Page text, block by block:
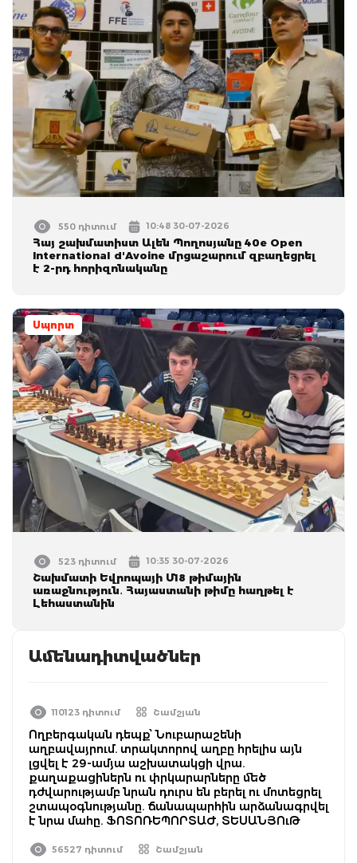
550 դիտում 10:48 30-07-2026
Հայ շախմատիստ Ալեն Պողոսյանը 40e Open
International d'Avoine մրցաշարում զբաղեցրել
է 2-րդ հորիզոնականը
Սպորտ
523 դիտում 10:35 30-07-2026
Շախմատի Եվրոպայի Մ18 թիմային
առաջնություն․ Հայաստանի թիմը հաղթել է
Լեհաստանին
Ամենադիտվածներ
110123 դիտում Շամշյան
Ողբերգական դեպք՝ Նուբարաշենի
աղբավայրում. տրակտորով աղբը հրելիս այն
լցվել է 29-ամյա աշխատակցի վրա.
քաղաքացիներն ու փրկարարները մեծ
դժվարությամբ նրան դուրս են բերել ու մոտեցրել
շտապօգնությանը. ճանապարհին արձանագրվել
է նրա մահը. ՖՈՏՈՌԵՊՈՐՏԱԺ, ՏԵՍԱՆՅՈւԹ
56527 դիտում Շամշյան